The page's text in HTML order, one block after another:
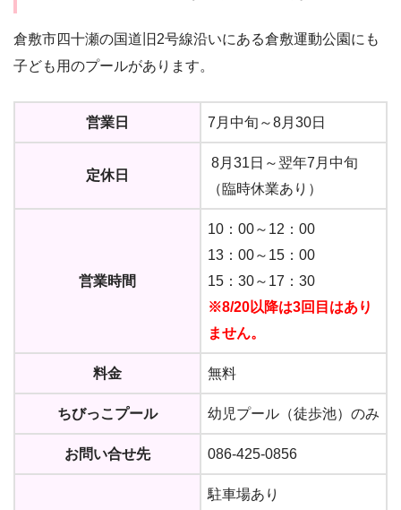
倉敷市四十瀬の国道旧2号線沿いにある倉敷運動公園にも
子ども用のプールがあります。
営業日 7月中旬～8月30日
定休日
8月31日～翌年7月中旬
（臨時休業あり）
営業時間
10：00～12：00
13：00～15：00
15：30～17：30
※8/20以降は3回目はあり
ません。
料金 無料
ちびっこプール 幼児プール（徒歩池）のみ
お問い合せ先 086-425-0856
駐車場あり